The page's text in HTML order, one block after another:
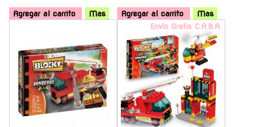
Agregar al carrito Mas Agregar al carrito
Mas
Envío Gratis C.A.B.A.